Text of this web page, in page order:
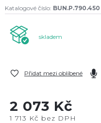
Katalogové číslo: BUN.P.790.450
skladem
Přidat mezi oblíbené
2 073 Kč
1 713 Kč bez DPH